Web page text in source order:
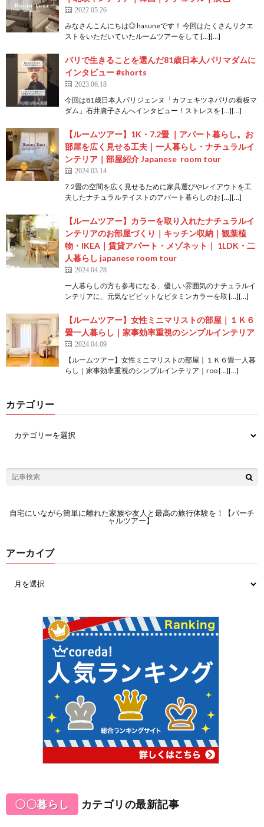
2022.05.26
みなさんこんにちは◎ hasuneです！ 今回はたくさんリクエ
ストをいただいていたルームツアーをして […][…]
パリで生きることを選んだ81歳日本人パリマダムに
インタビュー #shorts
2023.06.18
今回は81歳日本人パリジェンヌ「カフェキツネパリの看板マ
ダム」石井庸子さんへインタビュー！ストレスを […][…]
【ルームツアー】1K・7.2畳 ｜アパート暮らし。お
部屋を広く見せる工夫｜一人暮らし・ナチュラルイ
ンテリア｜部屋紹介 Japanese room tour
2024.03.14
7.2畳の空間を広く見せるために家具選びやレイアウトを工
夫したナチュラルテイストのアパート暮らしのお […][…]
【ルームツアー】カラーを取り入れたナチュラルイ
ンテリアのお部屋づくり｜キッチン収納｜観葉植
物・IKEA｜賃貸アパート・メゾネット｜ 1LDK・二
人暮らし japanese room tour
2024.04.28
一人暮らしの方も参考になる、優しい雰囲気のナチュラルイ
ンテリアに、元気なビビットなビタミンカラーを取 […][…]
【ルームツアー】女性ミニマリストの部屋｜１Ｋ６
畳一人暮らし｜家事効率重視のシンプルインテリア
2024.04.09
【ルームツアー】女性ミニマリストの部屋｜１Ｋ６畳一人暮
らし｜家事効率重視のシンプルインテリア｜roo […][…]
カテゴリー
自宅にいながら簡単に離れた家族や友人と最高の旅行体験を！【バーチ
ャルツアー】
アーカイブ
〇〇暮らし カテゴリの最新記事